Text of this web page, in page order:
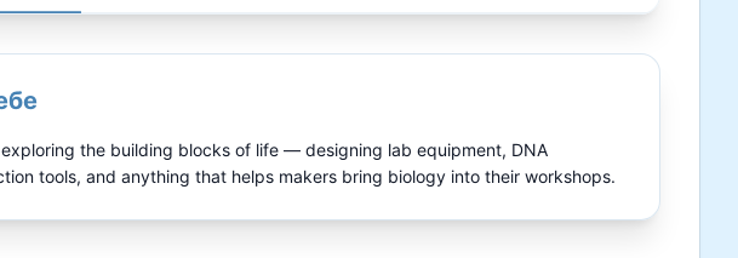
the building blocks of life — designing lab equipment, DNA
tools, and anything that helps makers bring biology into their workshops.